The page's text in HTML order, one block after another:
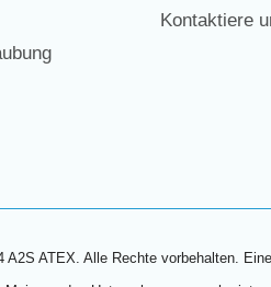
Kontaktiere
A2S ATEX. Alle Rechte vorbehalten.